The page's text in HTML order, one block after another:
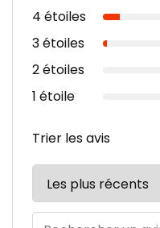
4 étoiles
3 étoiles
2 étoiles
1 étoile
Trier les avis